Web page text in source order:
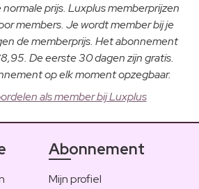
prijs. Luxplus memberprijzen
members. Je wordt member bij je
de memberprijs. Het abonnement
De eerste 30 dagen zijn gratis.
op elk moment opzegbaar.
als member bij Luxplus
Abonnement
Mijn profiel